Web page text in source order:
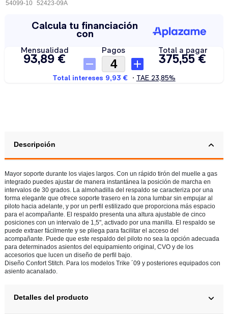
54099-10 52423-09A
Descripción
Mayor soporte durante los viajes largos. Con un rápido tirón del muelle a gas
integrado puedes ajustar de manera instantánea la posición de marcha en
intervalos de 30 grados. La almohadilla del respaldo se caracteriza por una
forma elegante que ofrece soporte trasero en la zona lumbar sin empujar al
piloto hacia adelante, y por un perfil estilizado que proporciona más espacio
para el acompañante. El respaldo presenta una altura ajustable de cinco
posiciones con un intervalo de 1,5", activado por una manilla. El respaldo se
puede extraer fácilmente y se pliega para facilitar el acceso del
acompañante. Puede que este respaldo del piloto no sea la opción adecuada
para determinados asientos del equipamiento original, CVO y de los
accesorios que lucen un diseño de perfil bajo.
Diseño Confort Stitch. Para los modelos Trike ´09 y posteriores equipados con
asiento acanalado.
Detalles del producto